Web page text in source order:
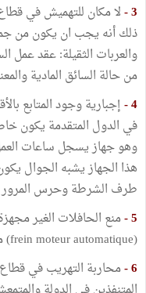
3 - لا مكان للتهميش في
ذلك أنه يجب ان يكون من
والعربات الثقيلة: عقد عمل
من حالة السائق المادية
4 - إجبارية وجود المتابع
في الدول المتقدمة يكون
وهو جهاز يسجل ساعات
هذا الجهاز يشبه الجوال
طرف الشرطة وحرس المرور
5 - منع الحافلات الغير
(frein moteur automatique) من التوغل في المرتفعات الغربية.
6 - محاربة التهريب في قطاع